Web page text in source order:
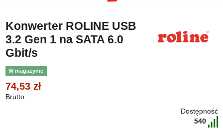
Konwerter ROLINE USB
3.2 Gen 1 na SATA 6.0
Gbit/s
W magazynie
74,53 zł
Brutto
Dostępność
540